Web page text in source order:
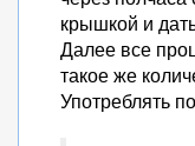
крышкой и
Далее все
такое же
Употреблять